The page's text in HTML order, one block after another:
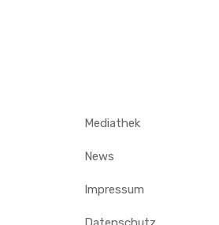
Mediathek
News
Impressum